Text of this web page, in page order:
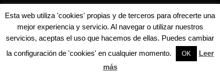
Esta web utiliza 'cookies' propias y de terceros para ofrecerte una
mejor experiencia y servicio. Al navegar o utilizar nuestros
servicios, aceptas el uso que hacemos de ellas. Puedes cambiar
la configuración de 'cookies' en cualquier momento.
OK
Leer
más
English Català Español